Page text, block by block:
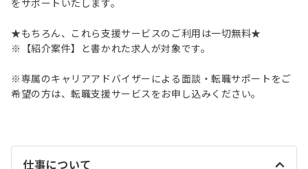
をサポートいたします。
★もちろん、これら支援サービスのご利用は一切無料★
※【紹介案件】と書かれた求人が対象です。
※専属のキャリアアドバイザーによる面談・転職サポートをご
希望の方は、転職支援サービスをお申し込みください。
仕事について